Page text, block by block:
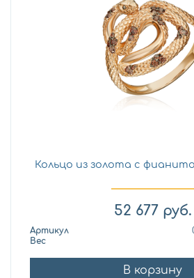
Кольцо из золота с
52 677 руб.
Артикул
Вес
В корзину